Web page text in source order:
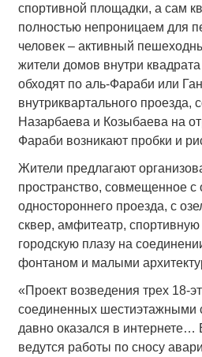
спортивной площадки, а сам
полностью непроницаем для
человек – активный
жители домов внутри
обходят по аль-Фараби или
внутриквартального проезда,
Назарбаева и Козыбаева на
Фараби возникают пробки и
Жители предлагают
пространство, совмещенное с
одностороннего проезда, с
сквер, амфитеатр,
городскую плазу на
фонтаном и малыми
«Проект возведения трех 18-
соединенных шестиэтажными
давно оказался в
ведутся работы по сносу